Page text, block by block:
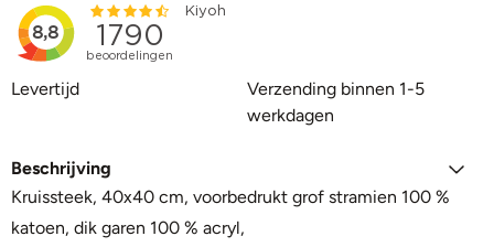
Levertijd
Verzending binnen 1-5
werkdagen
Beschrijving
Kruissteek, 40x40 cm, voorbedrukt grof stramien 100 %
katoen, dik garen 100 % acryl,